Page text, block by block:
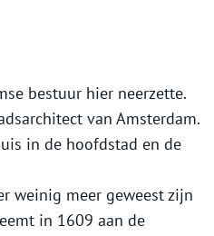
bestuur hier neerzette.
van Amsterdam.
in de hoofdstad en de
weinig meer geweest zijn
in 1609 aan de